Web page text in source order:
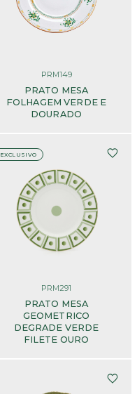
PRM149
PRATO MESA
FOLHAGEM VERDE E
DOURADO
EXCLUSIVO
PRM291
PRATO MESA
GEOMETRICO
DEGRADE VERDE
FILETE OURO